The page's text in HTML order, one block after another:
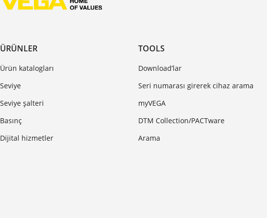
ÜRÜNLER
Ürün katalogları
Seviye
Seviye şalteri
Basınç
Dijital hizmetler
TOOLS
Download’lar
Seri numarası girerek cihaz arama
myVEGA
DTM Collection/PACTware
Arama